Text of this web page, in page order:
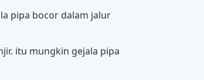
pipa bocor dalam jalur
itu mungkin gejala pipa